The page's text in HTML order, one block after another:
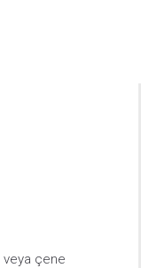
çene